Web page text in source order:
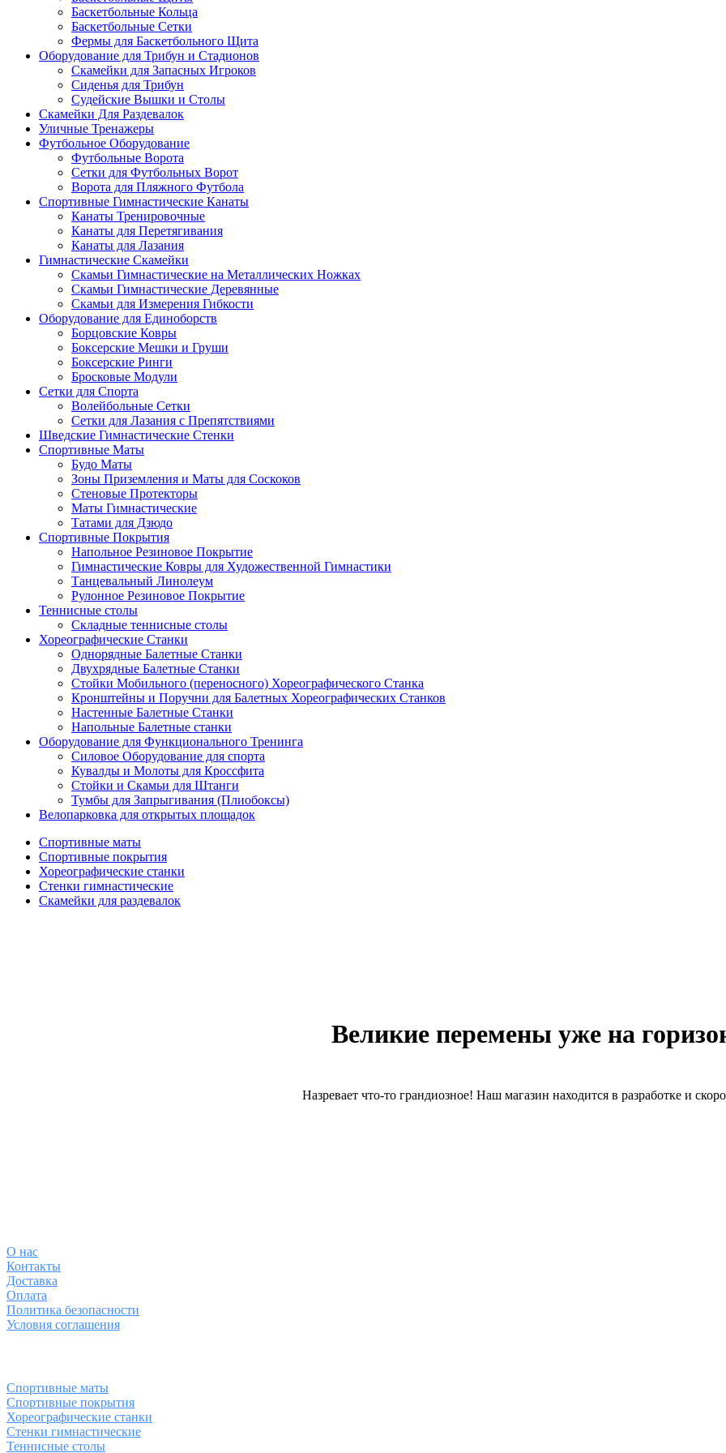
Баскетбольные Кольца
Баскетбольные Сетки
Фермы для Баскетбольного Щита
Оборудование для Трибун и Стадионов
Скамейки для Запасных Игроков
Сиденья для Трибун
Судейские Вышки и Столы
Скамейки Для Раздевалок
Уличные Тренажеры
Футбольное Оборудование
Футбольные Ворота
Сетки для Футбольных Ворот
Ворота для Пляжного Футбола
Спортивные Гимнастические Канаты
Канаты Тренировочные
Канаты для Перетягивания
Канаты для Лазания
Гимнастические Скамейки
Скамьи Гимнастические на Металлических Ножках
Скамьи Гимнастические Деревянные
Скамьи для Измерения Гибкости
Оборудование для Единоборств
Борцовские Ковры
Боксерские Мешки и Груши
Боксерские Ринги
Бросковые Модули
Сетки для Спорта
Волейбольные Сетки
Сетки для Лазания с Препятствиями
Шведские Гимнастические Стенки
Спортивные Маты
Будо Маты
Зоны Приземления и Маты для Соскоков
Стеновые Протекторы
Маты Гимнастические
Татами для Дзюдо
Спортивные Покрытия
Напольное Резиновое Покрытие
Гимнастические Ковры для Художественной Гимнастики
Танцевальный Линолеум
Рулонное Резиновое Покрытие
Теннисные столы
Складные теннисные столы
Хореографические Станки
Однорядные Балетные Станки
Двухрядные Балетные Станки
Стойки Мобильного (переносного) Хореографического Станка
Кронштейны и Поручни для Балетных Хореографических Станков
Настенные Балетные Станки
Напольные Балетные станки
Оборудование для Функционального Тренинга
Силовое Оборудование для спорта
Кувалды и Молоты для Кроссфита
Стойки и Скамьи для Штанги
Тумбы для Запрыгивания (Плиобоксы)
Велопарковка для открытых площадок
Спортивные маты
Спортивные покрытия
Хореографические станки
Стенки гимнастические
Скамейки для раздевалок
Великие перемены уже на
Назревает что-то грандиозное! Наш магазин находится в разработке и
О нас
Контакты
Доставка
Оплата
Политика безопасности
Условия соглашения
Спортивные маты
Спортивные покрытия
Хореографические станки
Стенки гимнастические
Теннисные столы